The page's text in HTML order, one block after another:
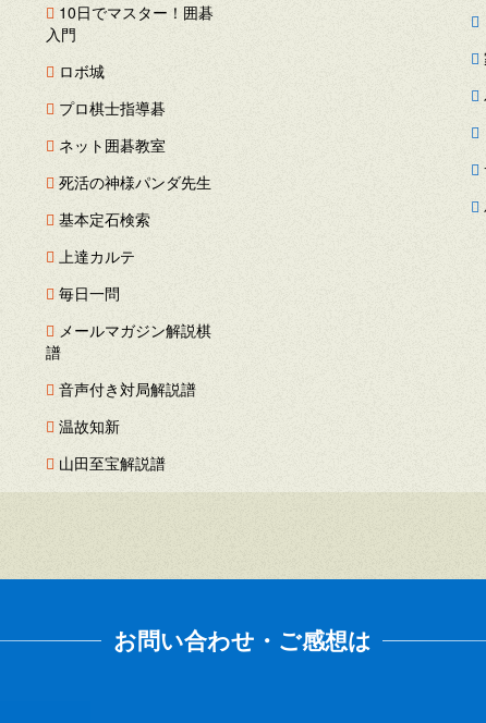
10日でマスター！囲碁
入門
ロボ城
プロ棋士指導碁
ネット囲碁教室
死活の神様パンダ先生
基本定石検索
上達カルテ
毎日一問
メールマガジン解説棋
譜
音声付き対局解説譜
温故知新
山田至宝解説譜